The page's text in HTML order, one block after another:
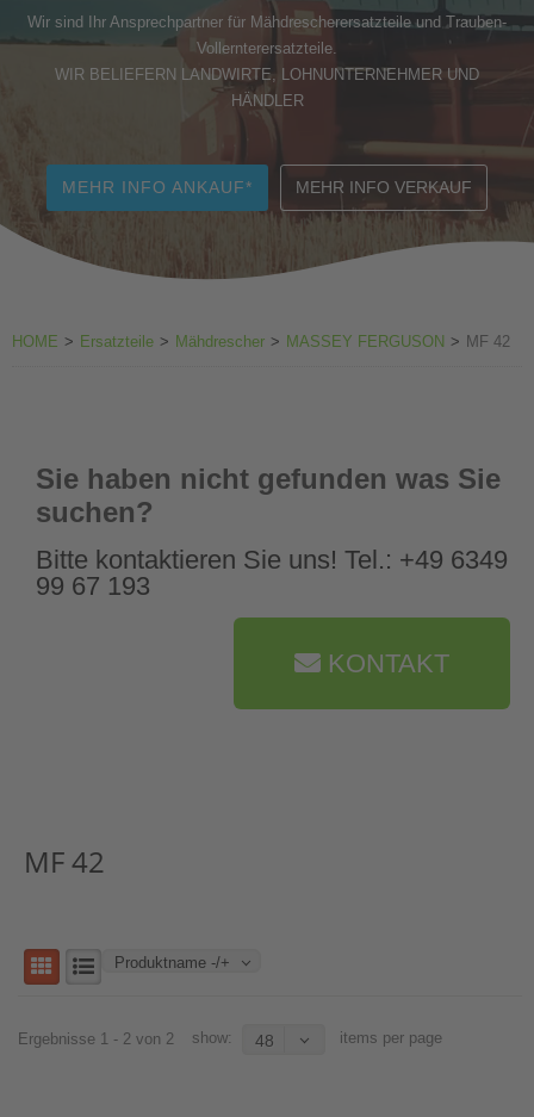
Wir sind Ihr Ansprechpartner für Mähdrescherersatzteile und Trauben-
Vollernterersatzteile.
WIR BELIEFERN LANDWIRTE, LOHNUNTERNEHMER UND
HÄNDLER
MEHR INFO ANKAUF* MEHR INFO VERKAUF
HOME > Ersatzteile > Mähdrescher > MASSEY FERGUSON > MF 42
Sie haben nicht gefunden was Sie
suchen?
Bitte kontaktieren Sie uns! Tel.: +49 6349
99 67 193
KONTAKT
MF 42
Produktname -/+
Ergebnisse 1 - 2 von 2 show: 48 items per page